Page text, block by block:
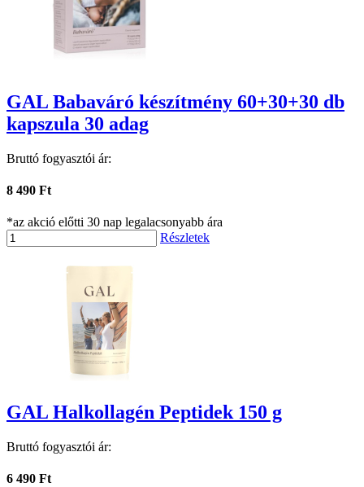
GAL Babaváró készítmény 60+30+30 db
kapszula 30 adag
Bruttó fogyasztói ár:
8 490 Ft
*az akció előtti 30 nap legalacsonyabb ára
Részletek
GAL Halkollagén Peptidek 150 g
Bruttó fogyasztói ár:
6 490 Ft